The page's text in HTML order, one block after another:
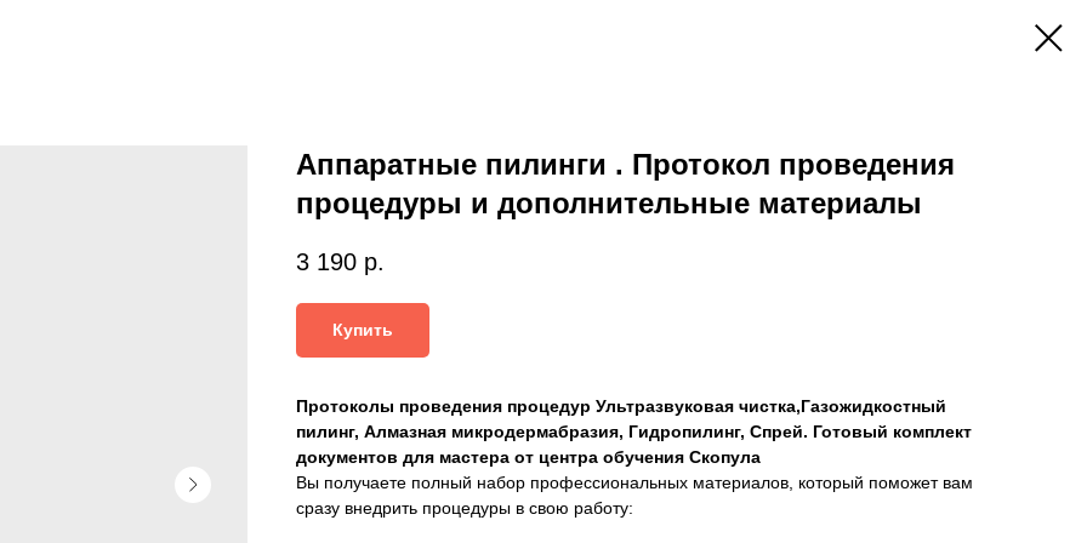
Аппаратные пилинги . Протокол проведения
процедуры и дополнительные материалы
3 190 р.
Купить
Протоколы проведения процедур Ультразвуковая чистка,Газожидкостный
пилинг, Алмазная микродермабразия, Гидропилинг, Спрей. Готовый комплект
документов для мастера от центра обучения Скопула
Вы получаете полный набор профессиональных материалов, который поможет вам
сразу внедрить процедуры в свою работу: